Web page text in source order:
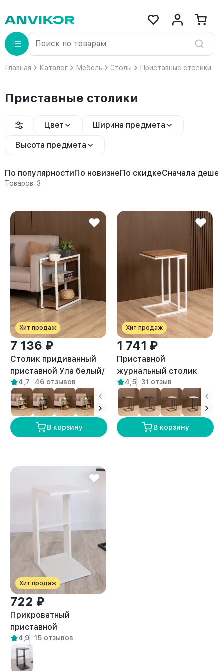
Главная Каталог Мебель Столы Приставные столики
Приставные столики
Цвет Ширина предмета
Высота предмета
По популярностиПо новизнеПо скидкеСначала
Товаров: 3
Хит продаж
7 136 ₽
Столик придиванный
приставной Ула белый/
амаретто
4,7 46 отзывов
В корзину
Хит продаж
1 741 ₽
Приставной
журнальный столик
Римо белый/амаретто
4,5 31 отзыв
В корзину
Хит продаж
722 ₽
Прикроватный
приставной
журнальный столик
Вейна белый
4,9 15 отзывов